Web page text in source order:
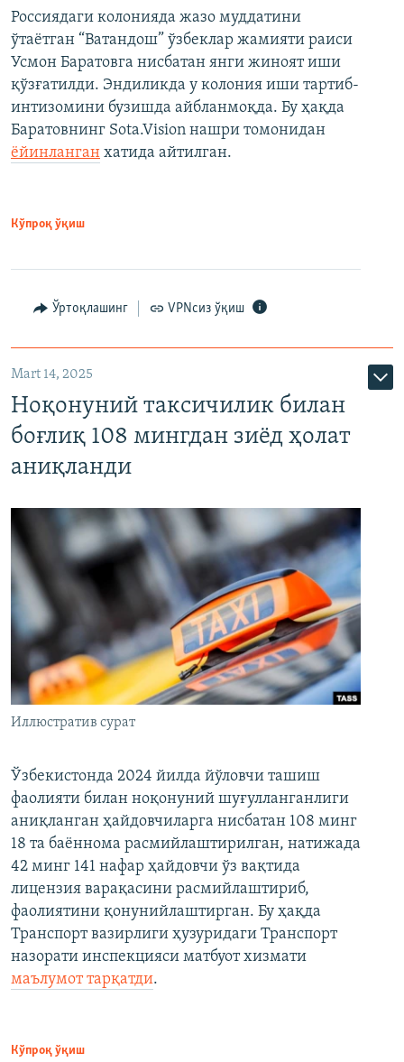
Россиядаги колонияда жазо муддатини
ўтаётган “Ватандош” ўзбеклар жамияти раиси
Усмон Баратовга нисбатан янги жиноят иши
қўзғатилди. Эндиликда у колония иши тартиб-
интизомини бузишда айбланмоқда. Бу ҳақда
Баратовнинг Sota.Vision нашри томонидан
ёйинланган хатида айтилган.
Кўпроқ ўқиш
Ўртоқлашинг VPNсиз ўқиш
Mart 14, 2025
Ноқонуний таксичилик билан
боғлиқ 108 мингдан зиёд ҳолат
аниқланди
Иллюстратив сурат
Ўзбекистонда 2024 йилда йўловчи ташиш
фаолияти билан ноқонуний шуғулланганлиги
аниқланган ҳайдовчиларга нисбатан 108 минг
18 та баённома расмийлаштирилган, натижада
42 минг 141 нафар ҳайдовчи ўз вақтида
лицензия варақасини расмийлаштириб,
фаолиятини қонунийлаштирган. Бу ҳақда
Транспорт вазирлиги ҳузуридаги Транспорт
назорати инспекцияси матбуот хизмати
маълумот тарқатди.
Кўпроқ ўқиш